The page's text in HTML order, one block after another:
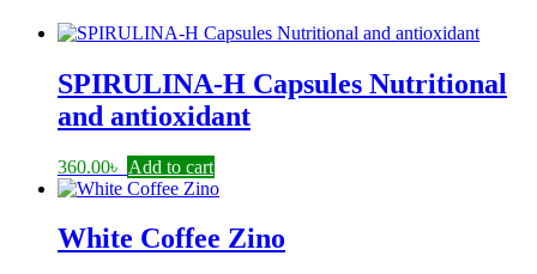
SPIRULINA-H Capsules Nutritional
and antioxidant
360.00৳ Add to cart
White Coffee Zino